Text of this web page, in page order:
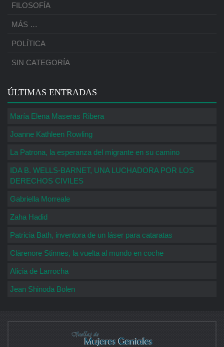
FILOSOFÍA
MÁS …
POLÍTICA
SIN CATEGORÍA
ÚLTIMAS ENTRADAS
María Elena Maseras Ribera
Joanne Kathleen Rowling
La Patrona, la esperanza del migrante en su camino
IDA B. WELLS-BARNET, UNA LUCHADORA POR LOS
DERECHOS CIVILES
Gabriella Morreale
Zaha Hadid
Patricia Bath, inventora de un láser para cataratas
Clärenore Stinnes, la vuelta al mundo en coche
Alicia de Larrocha
Jean Shinoda Bolen